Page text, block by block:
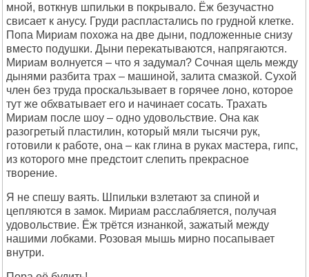
мной, воткнув шпильки в покрывало. Ёж безучастно
свисает к анусу. Груди распластались по грудной клетке.
Попа Мириам похожа на две дыни, подложенные снизу
вместо подушки. Дыни перекатываются, напрягаются.
Мириам волнуется – что я задумал? Сочная щель между
дынями разбита трах – машиной, залита смазкой. Сухой
член без труда проскальзывает в горячее лоно, которое
тут же обхватывает его и начинает сосать. Трахать
Мириам после шоу – одно удовольствие. Она как
разогретый пластилин, который мяли тысячи рук,
готовили к работе, она – как глина в руках мастера, гипс,
из которого мне предстоит слепить прекрасное
творение.
Я не спешу ваять. Шпильки взлетают за спиной и
цепляются в замок. Мириам расслабляется, получая
удовольствие. Ёж трётся изнанкой, зажатый между
нашими лобками. Розовая мышь мирно посапывает
внутри.